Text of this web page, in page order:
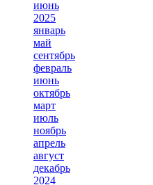
июнь
2025
январь
май
сентябрь
февраль
июнь
октябрь
март
июль
ноябрь
апрель
август
декабрь
2024